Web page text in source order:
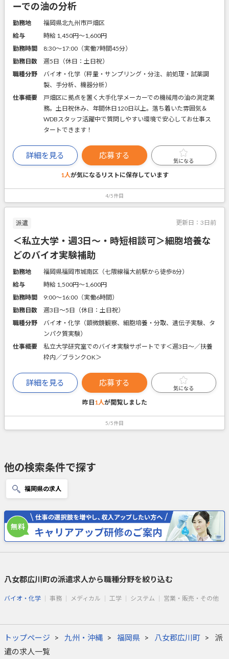
ーでの油の分析
勤務地
福岡県北九州市戸畑区
給与
時給 1,450円〜1,600円
勤務時間
8:30～17:00（実働7時間45分）
勤務日数
週5日（休日：土日祝）
職種分野
バイオ・化学（秤量・サンプリング・分注、前処理・試薬調
製、手分析、機器分析）
仕事概要
戸畑区に拠点を置く大手化学メーカーでの機械用の油の測定業
務。土日祝休み、年間休日120日以上。落ち着いた雰囲気＆
WDBスタッフ活躍中で質問しやすい環境で安心してお仕事ス
タートできます！
詳細を見る 応募する
気になる
1人が気になるリストに保存しています
4/5件目
派遣 更新日： 3日前
＜私立大学・週3日～・時短相談可＞細胞培養な
どのバイオ実験補助
勤務地
福岡県福岡市城南区（七隈線福大前駅から徒歩8分）
給与
時給 1,500円〜1,600円
勤務時間
9:00～16:00（実働6時間）
勤務日数
週3日～5日（休日：土日祝）
職種分野
バイオ・化学（顕微鏡観察、細胞培養・分取、遺伝子実験、タ
ンパク質実験）
仕事概要
私立大学研究室でのバイオ実験サポートです＜週3日～／扶養
枠内／ブランクOK＞
詳細を見る 応募する
気になる
昨日1人が閲覧しました
5/5件目
他の検索条件で探す
福岡県の求人
八女郡広川町の派遣求人から職種分野を絞り込む
バイオ・化学 事務 メディカル 工学 システム 営業・販売・その他
トップページ 九州・沖縄 福岡県 八女郡広川町
派
遣の求人一覧